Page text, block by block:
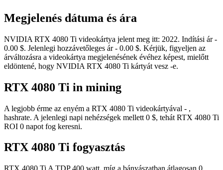
Megjelenés dátuma és ára
NVIDIA RTX 4080 Ti videokártya jelent meg itt: 2022. Indítási ár -
0.00 $. Jelenlegi hozzávetőleges ár - 0.00 $. Kérjük, figyeljen az
árváltozásra a videokártya megjelenésének évéhez képest, mielőtt
eldöntené, hogy NVIDIA RTX 4080 Ti kártyát vesz -e.
RTX 4080 Ti in mining
A legjobb érme az enyém a RTX 4080 Ti videokártyával - ,
hashrate. A jelenlegi napi nehézségek mellett 0 $, tehát RTX 4080 Ti
ROI 0 napot fog keresni.
RTX 4080 Ti fogyasztás